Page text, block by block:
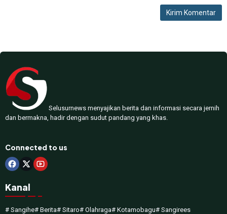
Selusurnews menyajikan berita dan informasi secara jernih
dan bermakna, hadir dengan sudut pandang yang khas.
Connected to us
Kanal
# Sangihe# Berita# Sitaro# Olahraga# Kotamobagu# Sangirees